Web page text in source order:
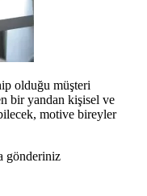
olduğu müşteri
bir yandan kişisel ve
motive bireyler
gönderiniz